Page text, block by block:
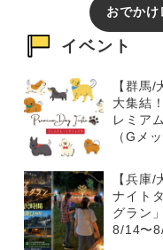
おでかけ
イベント
【群馬
大集結
レミア
（Gメ
【兵庫
ナイト
グラン
8/14〜